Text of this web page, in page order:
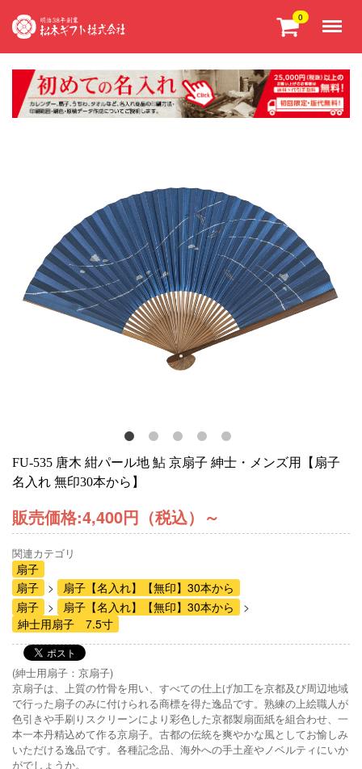
0
FU-535 唐木 紺パール地 鮎 京扇子 紳士・メンズ用【扇子
名入れ 無印30本から】
販売価格:4,400円（税込） ～
関連カテゴリ
扇子
扇子
扇子【名入れ】【無印】30本から
扇子
扇子【名入れ】【無印】30本から
紳士用扇子 7.5寸
(紳士用扇子：京扇子)
京扇子は、上質の竹骨を用い、すべての仕上げ加工を京都及び周辺地域
で行った扇子のみに付けられる商標を得た逸品です。熟練の上絵職人が
色引きや手刷りスクリーンにより彩色した京都製扇面紙を組合わせ、一
本一本丹精込めて作る京扇子。古都の伝統を爽やかな風としてお愉しみ
いただける逸品です。各種記念品、海外への手土産やノベルティにいか
がでしょうか。